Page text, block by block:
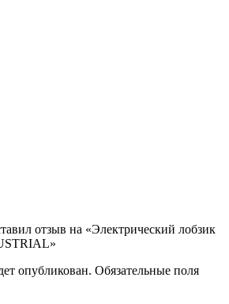
отзыв на «Электрический лобзик
опубликован. Обязательные поля